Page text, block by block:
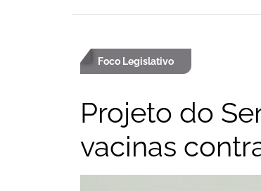
Foco Legislativo
Projeto do
vacinas